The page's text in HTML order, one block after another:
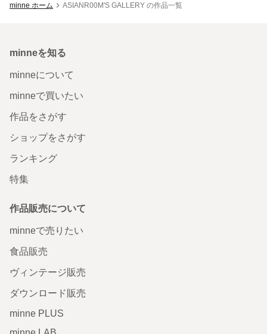
minne ホーム ASIANR00M'S GALLERY の作品一覧
minneを知る
minneについて
minneで買いたい
作品をさがす
ショップをさがす
ランキング
特集
作品販売について
minneで売りたい
食品販売
ヴィンテージ販売
ダウンロード販売
minne PLUS